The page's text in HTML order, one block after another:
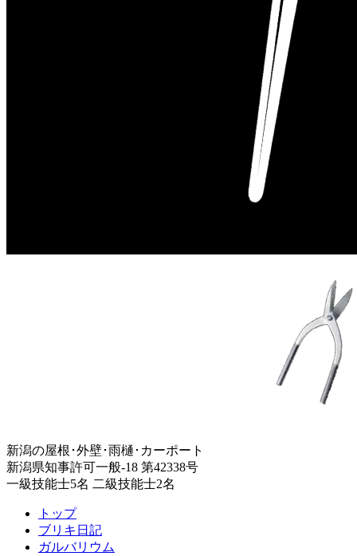
新潟の屋根･外壁･雨樋･カーポート
新潟県知事許可一般-18 第42338号
一級技能士5名 二級技能士2名
トップ
ブリキ日記
ガルバリウム